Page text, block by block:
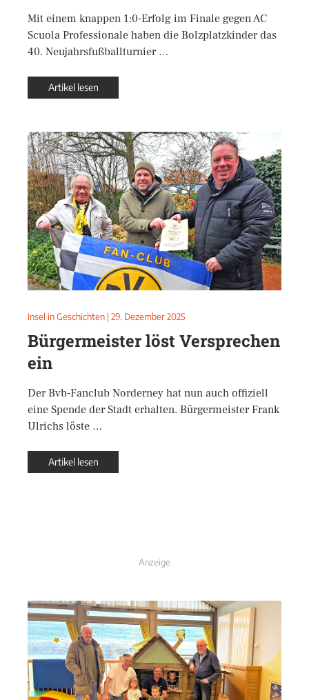
Mit einem knappen 1:0-Erfolg im Finale gegen AC
Scuola Professionale haben die Bolzplatzkinder das
40. Neujahrsfußballturnier …
Artikel lesen
Insel in Geschichten | 29. Dezember 2025
Bürgermeister löst Versprechen
ein
Der Bvb-Fanclub Norderney hat nun auch offiziell
eine Spende der Stadt erhalten. Bürgermeister Frank
Ulrichs löste …
Artikel lesen
Anzeige